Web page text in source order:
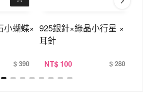
小蝴蝶×
$ 390
925銀針×綠晶小行星 ×
耳針
NT$ 100 $ 280